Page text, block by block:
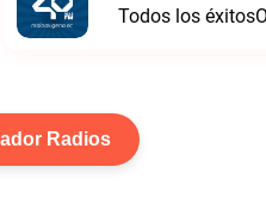
Todos los
Radios